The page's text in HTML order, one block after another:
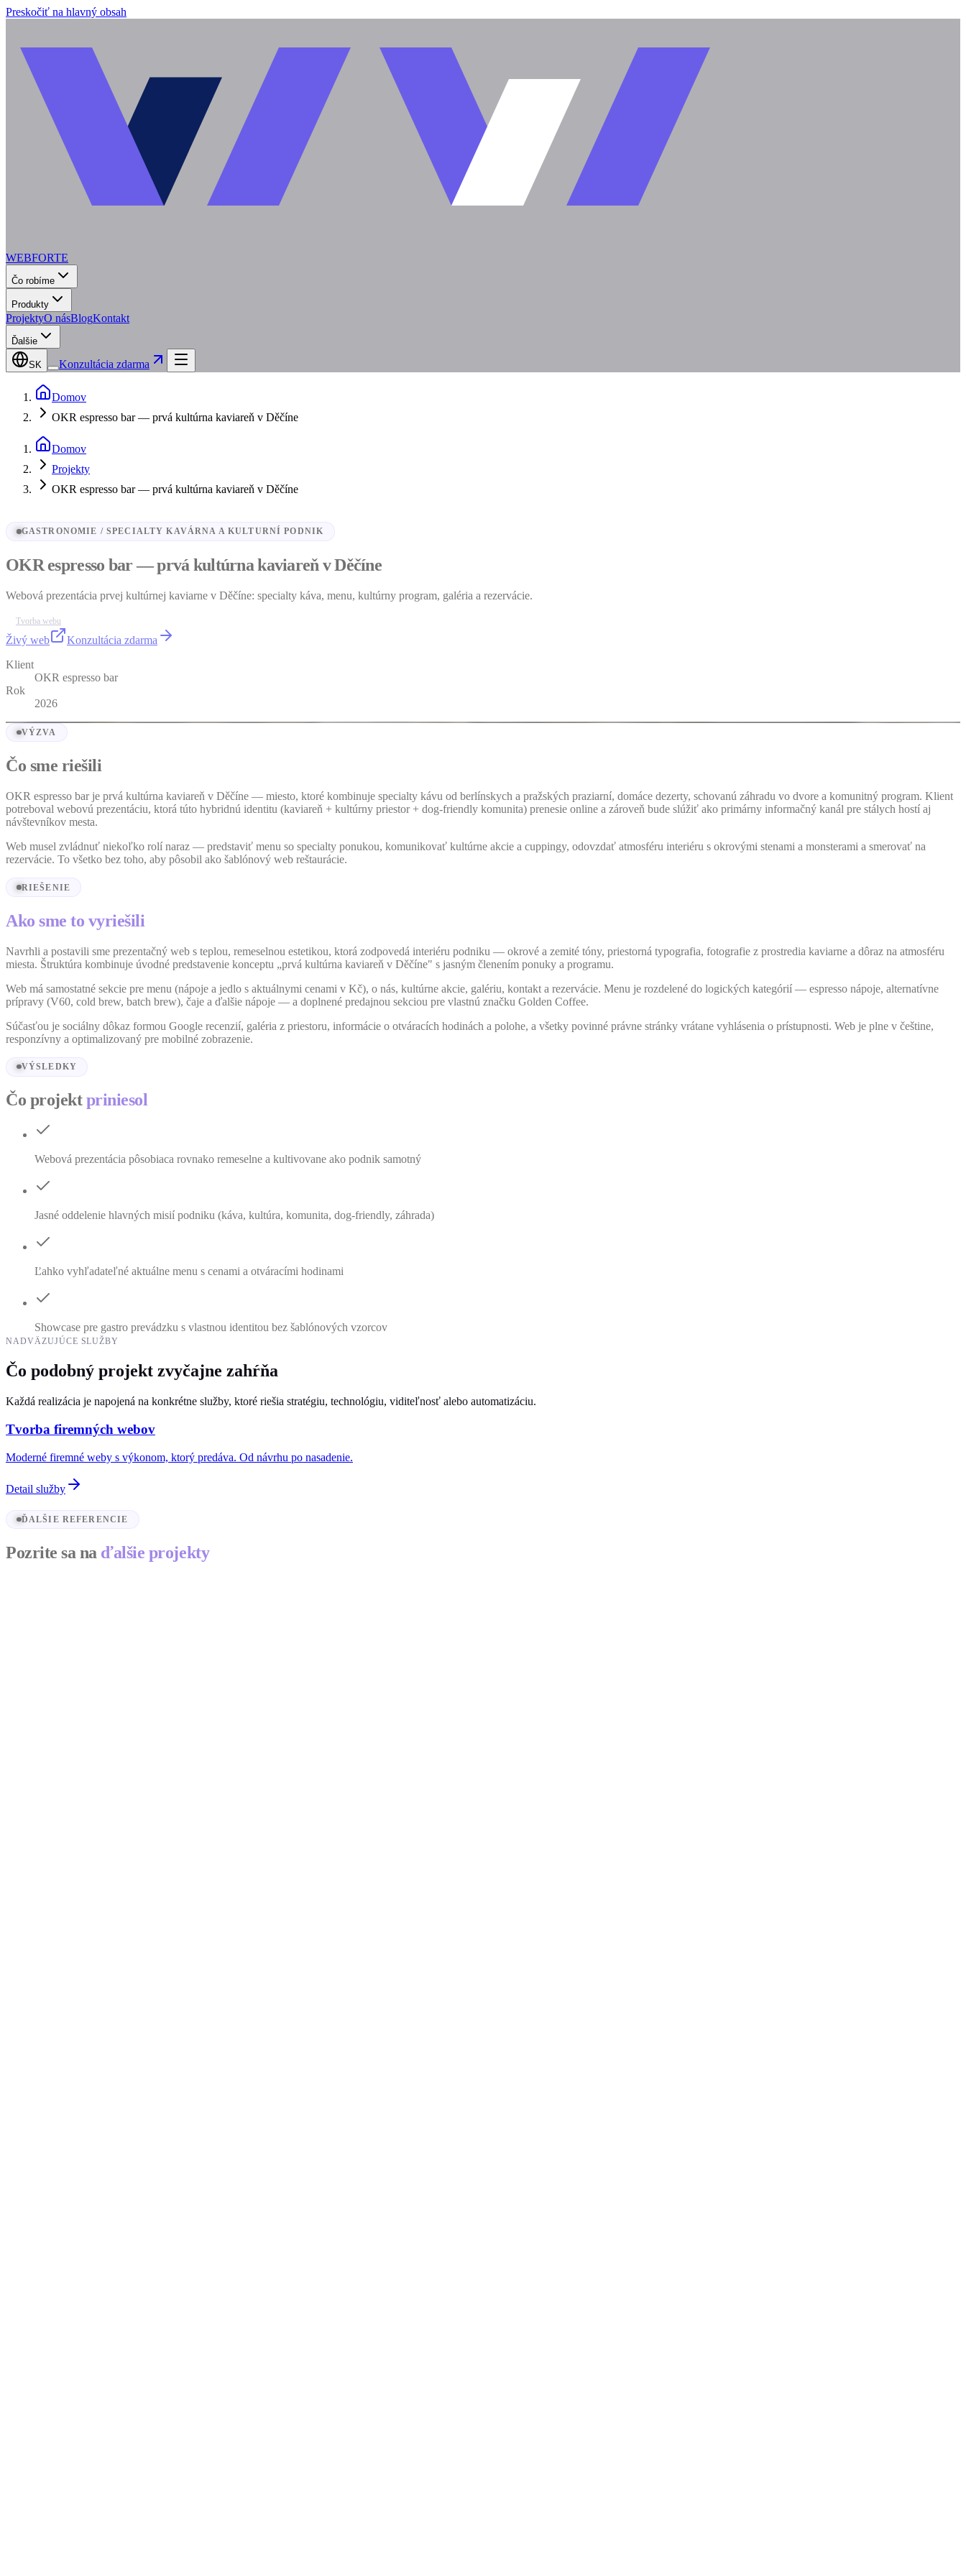
Preskočiť na hlavný obsah
WEBFORTE
Čo robíme
Produkty
ProjektyO násBlogKontakt
Ďalšie
SK Konzultácia zdarma
Domov
OKR espresso bar — prvá kultúrna kaviareň v Děčíne
Domov
Projekty
OKR espresso bar — prvá kultúrna kaviareň v Děčíne
GASTRONOMIE / SPECIALTY KAVÁRNA A KULTURNÍ PODNIK
OKR espresso bar — prvá kultúrna kaviareň v Děčíne
Webová prezentácia prvej kultúrnej kaviarne v Děčíne: specialty káva, menu, kultúrny program, galéria a rezervácie.
Tvorba webu
Živý web
Konzultácia zdarma
Klient
OKR espresso bar
Rok
2026
VÝZVA
Čo sme riešili
OKR espresso bar je prvá kultúrna kaviareň v Děčíne — miesto, ktoré kombinuje specialty kávu od berlínskych a pražských praziarní, domáce dezerty, schovanú záhradu vo dvore a komunitný program. Klient
potreboval webovú prezentáciu, ktorá túto hybridnú identitu (kaviareň + kultúrny priestor + dog-friendly komunita) prenesie online a zároveň bude slúžiť ako primárny informačný kanál pre stálych hostí aj
návštevníkov mesta.
Web musel zvládnuť niekoľko rolí naraz — predstaviť menu so specialty ponukou, komunikovať kultúrne akcie a cuppingy, odovzdať atmosféru interiéru s okrovými stenami a monsterami a smerovať na
rezervácie. To všetko bez toho, aby pôsobil ako šablónový web reštaurácie.
RIEŠENIE
Ako sme to vyriešili
Navrhli a postavili sme prezentačný web s teplou, remeselnou estetikou, ktorá zodpovedá interiéru podniku — okrové a zemité tóny, priestorná typografia, fotografie z prostredia kaviarne a dôraz na atmosféru
miesta. Štruktúra kombinuje úvodné predstavenie konceptu „prvá kultúrna kaviareň v Děčíne" s jasným členením ponuky a programu.
Web má samostatné sekcie pre menu (nápoje a jedlo s aktuálnymi cenami v Kč), o nás, kultúrne akcie, galériu, kontakt a rezervácie. Menu je rozdelené do logických kategórií — espresso nápoje, alternatívne
prípravy (V60, cold brew, batch brew), čaje a ďalšie nápoje — a doplnené predajnou sekciou pre vlastnú značku Golden Coffee.
Súčasťou je sociálny dôkaz formou Google recenzií, galéria z priestoru, informácie o otváracích hodinách a polohe, a všetky povinné právne stránky vrátane vyhlásenia o prístupnosti. Web je plne v češtine,
responzívny a optimalizovaný pre mobilné zobrazenie.
VÝSLEDKY
Čo projekt priniesol
Webová prezentácia pôsobiaca rovnako remeselne a kultivovane ako podnik samotný
Jasné oddelenie hlavných misií podniku (káva, kultúra, komunita, dog-friendly, záhrada)
Ľahko vyhľadateľné aktuálne menu s cenami a otváracími hodinami
Showcase pre gastro prevádzku s vlastnou identitou bez šablónových vzorcov
NADVÄZUJÚCE SLUŽBY
Čo podobný projekt zvyčajne zahŕňa
Každá realizácia je napojená na konkrétne služby, ktoré riešia stratégiu, technológiu, viditeľnosť alebo automatizáciu.
Tvorba firemných webov
Moderné firemné weby s výkonom, ktorý predáva. Od návrhu po nasadenie.
Detail služby
ĎALŠIE REFERENCIE
Pozrite sa na ďalšie projekty